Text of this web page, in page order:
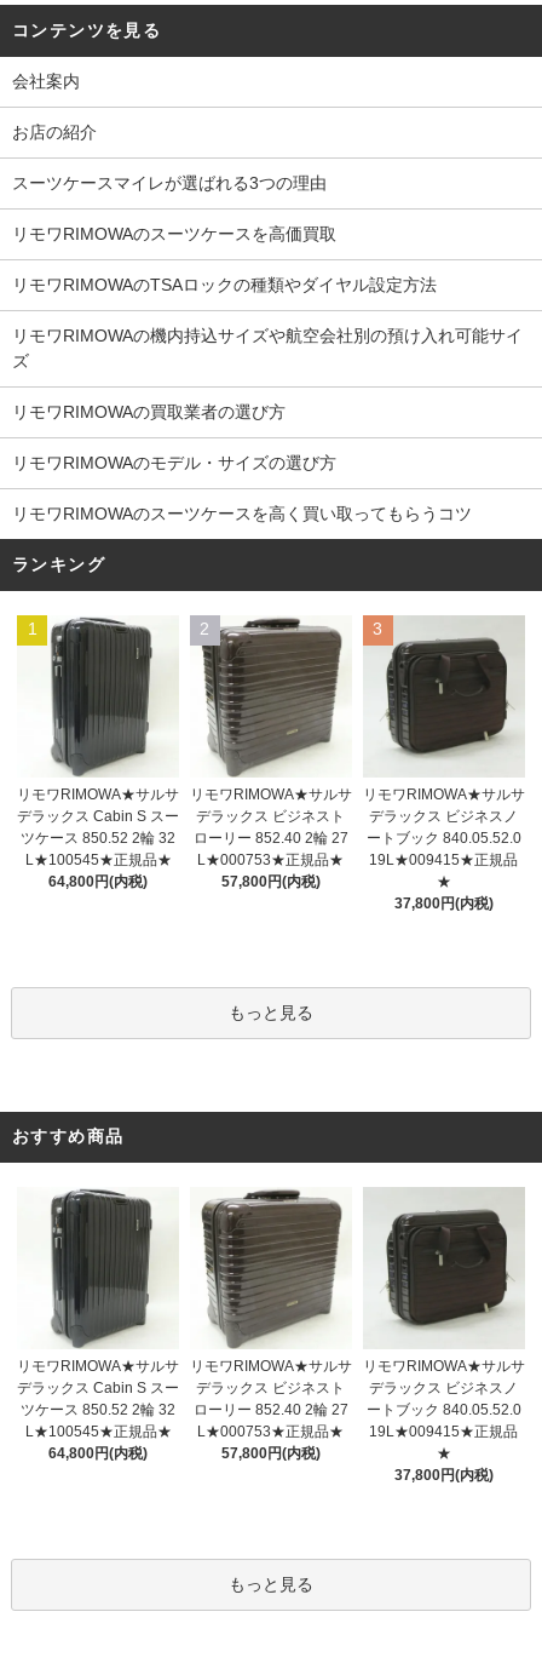
コンテンツを見る
会社案内
お店の紹介
スーツケースマイレが選ばれる3つの理由
リモワRIMOWAのスーツケースを高価買取
リモワRIMOWAのTSAロックの種類やダイヤル設定方法
リモワRIMOWAの機内持込サイズや航空会社別の預け入れ可能サイ
ズ
リモワRIMOWAの買取業者の選び方
リモワRIMOWAのモデル・サイズの選び方
リモワRIMOWAのスーツケースを高く買い取ってもらうコツ
ランキング
1
リモワRIMOWA★サルサ
デラックス Cabin S スー
ツケース 850.52 2輪 32
L★100545★正規品★
64,800円(内税)
2
リモワRIMOWA★サルサ
デラックス ビジネスト
ローリー 852.40 2輪 27
L★000753★正規品★
57,800円(内税)
3
リモワRIMOWA★サルサ
デラックス ビジネスノ
ートブック 840.05.52.0
19L★009415★正規品
★
37,800円(内税)
もっと見る
おすすめ商品
リモワRIMOWA★サルサ
デラックス Cabin S スー
ツケース 850.52 2輪 32
L★100545★正規品★
64,800円(内税)
リモワRIMOWA★サルサ
デラックス ビジネスト
ローリー 852.40 2輪 27
L★000753★正規品★
57,800円(内税)
リモワRIMOWA★サルサ
デラックス ビジネスノ
ートブック 840.05.52.0
19L★009415★正規品
★
37,800円(内税)
もっと見る